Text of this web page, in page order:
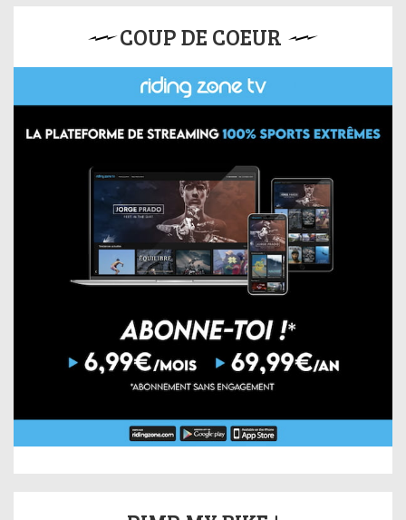
COUP DE COEUR